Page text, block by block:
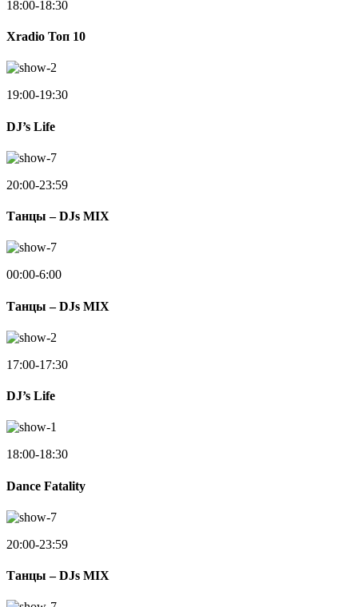
18:00-18:30
Xradio Топ 10
19:00-19:30
DJ’s Life
20:00-23:59
Танцы – DJs MIX
00:00-6:00
Танцы – DJs MIX
17:00-17:30
DJ’s Life
18:00-18:30
Dance Fatality
20:00-23:59
Танцы – DJs MIX